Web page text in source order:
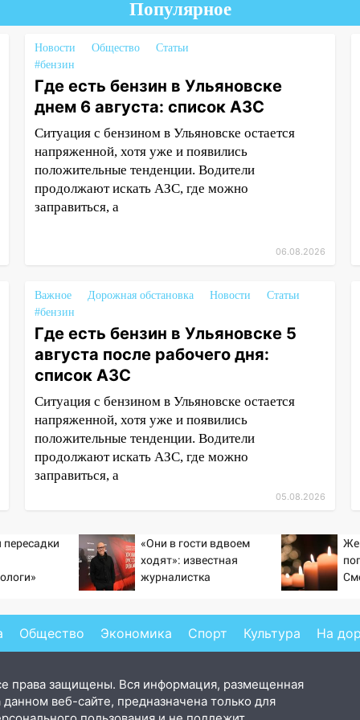
Популярное
Новости Общество
Статьи
#бензин
Где есть бензин в Ульяновске
днем 6 августа: список АЗС
Ситуация с бензином в Ульяновске остается
напряженной, хотя уже и появились
положительные тенденции. Водители
продолжают искать АЗС, где можно
заправиться, а
06.08.2026
Важное Дорожная обстановка Новости
Статьи
#бензин
Где есть бензин в Ульяновске 5
августа после рабочего дня:
список АЗС
Ситуация с бензином в Ульяновске остается
напряженной, хотя уже и появились
положительные тенденции. Водители
продолжают искать АЗС, где можно
заправиться, а
05.08.2026
«Они в гости вдвоем
ходят»: известная
журналистка
Общество Экономика Спорт Культура На
права защищены. Вся информация, размещенная
данном веб-сайте, предназначена только для